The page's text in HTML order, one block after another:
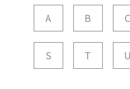
A B C
S T U